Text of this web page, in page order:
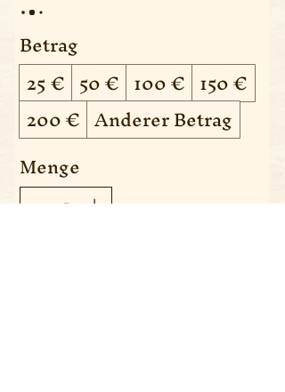
Betrag
25 € 50 € 100 € 150 €
200 € Anderer Betrag
Menge